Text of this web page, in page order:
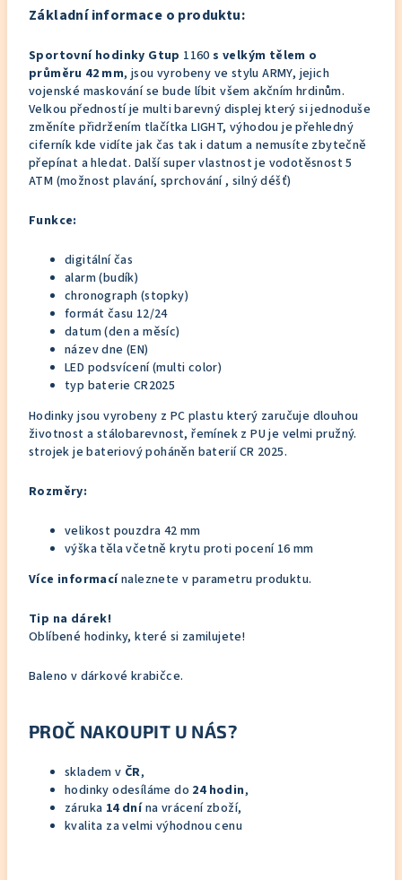
Základní informace o produktu:
Sportovní hodinky Gtup 1160s velkým tělem o
průměru 42 mm, jsou vyrobeny ve stylu ARMY, jejich
vojenské maskování se bude líbit všem akčním hrdinům.
Velkou předností je multi barevný displej který si jednoduše
změníte přidržením tlačítka LIGHT, výhodou je přehledný
ciferník kde vidíte jak čas tak i datum a nemusíte zbytečně
přepínat a hledat. Další super vlastnost je vodotěsnost 5
ATM (možnost plavání, sprchování , silný déšť)
Funkce:
digitální čas
alarm (budík)
chronograph (stopky)
formát času 12/24
datum (den a měsíc)
název dne (EN)
LED podsvícení (multi color)
typ baterie CR2025
Hodinky jsou vyrobeny z PC plastu který zaručuje dlouhou
životnost a stálobarevnost, řemínek z PU je velmi pružný.
strojek je bateriový poháněn baterií CR 2025.
Rozměry:
velikost pouzdra 42 mm
výška těla včetně krytu proti pocení 16 mm
Více informacínaleznete v parametru produktu.
Tip na dárek!
Oblíbené hodinky, které si zamilujete!
Baleno v dárkové krabičce.
PROČ NAKOUPIT U NÁS?
skladem v ČR,
hodinky odesíláme do 24 hodin,
záruka 14 dnína vrácení zboží,
kvalita za velmi výhodnou cenu